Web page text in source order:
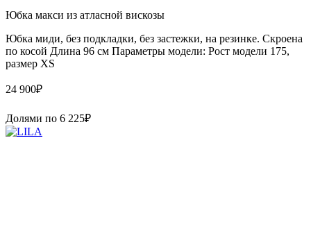
Юбка макси из атласной вискозы
Юбка миди, без подкладки, без застежки, на резинке. Скроена
по косой Длина 96 см Параметры модели: Рост модели 175,
размер XS
24 900₽
Долями по 6 225₽